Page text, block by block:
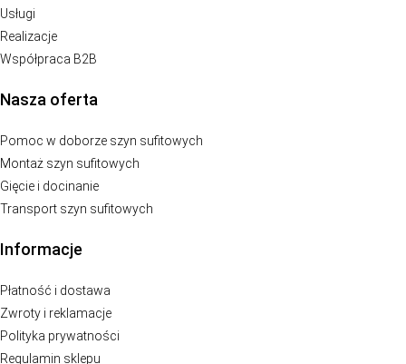
Usługi
Realizacje
Współpraca B2B
Nasza oferta
Pomoc w doborze szyn sufitowych
Montaż szyn sufitowych
Gięcie i docinanie
Transport szyn sufitowych
Informacje
Płatność i dostawa
Zwroty i reklamacje
Polityka prywatności
Regulamin sklepu